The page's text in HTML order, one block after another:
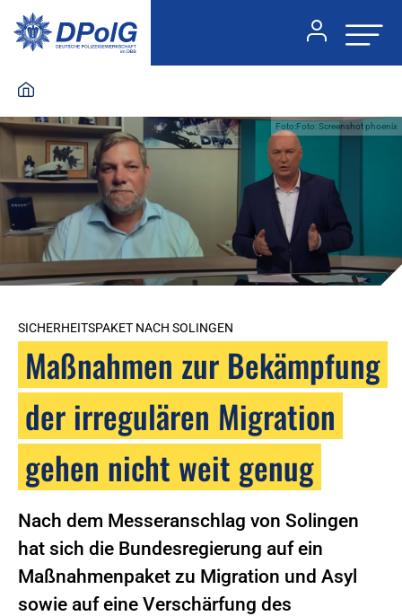
Foto:Foto: Screenshot phoenix
SICHERHEITSPAKET NACH SOLINGEN
Maßnahmen zur Bekämpfung
der irregulären Migration
gehen nicht weit genug
Nach dem Messeranschlag von Solingen
hat sich die Bundesregierung auf ein
Maßnahmenpaket zu Migration und Asyl
sowie auf eine Verschärfung des